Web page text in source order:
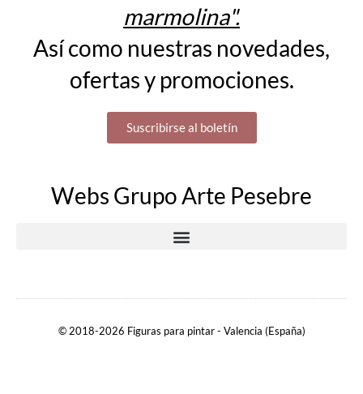
marmolina".
Así como nuestras novedades,
ofertas y promociones.
Suscribirse al boletín
Webs Grupo Arte Pesebre
© 2018-2026 Figuras para pintar - Valencia (España)